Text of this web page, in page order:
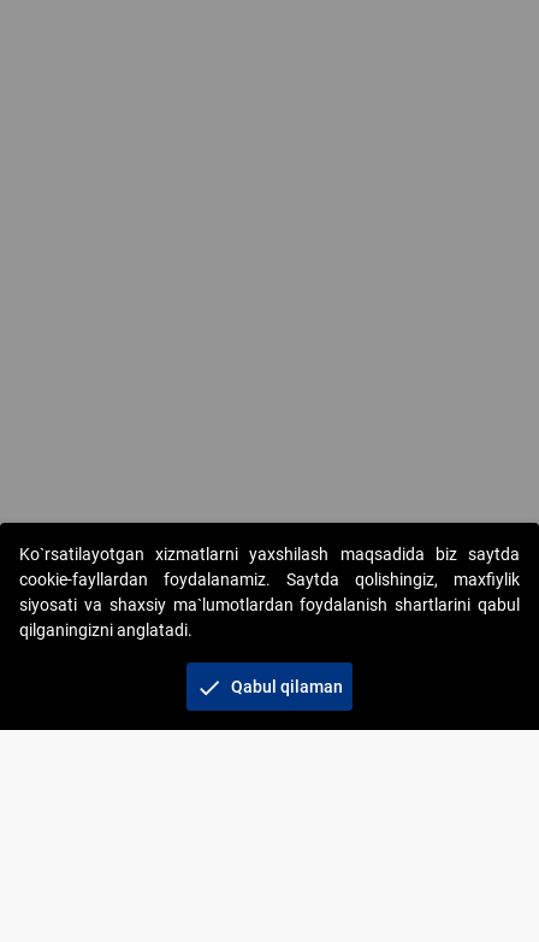
Copyright © 2017-2026. "Elektron onlayn-auksionlarni
tashkil etish" AJ. Barcha huquqlar himoyalangan
Ko`rsatilayotgan xizmatlarni yaxshilash maqsadida biz saytda
cookie-fayllardan foydalanamiz. Saytda qolishingiz, maxfiylik
siyosati va shaxsiy ma`lumotlardan foydalanish shartlarini qabul
qilganingizni anglatadi.
check Qabul qilaman